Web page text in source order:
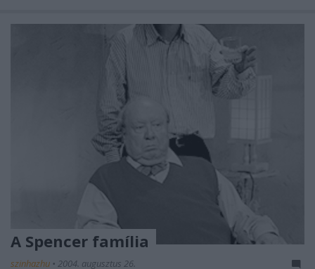
A Spencer família
szinhazhu • 2004. augusztus 26.